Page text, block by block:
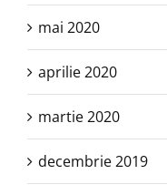
mai 2020
aprilie 2020
martie 2020
decembrie 2019